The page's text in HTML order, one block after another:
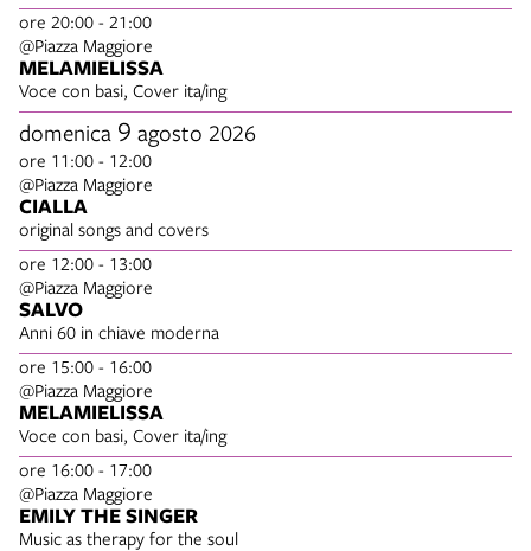
ore 20:00 - 21:00
@Piazza Maggiore
MELAMIELISSA
Voce con basi, Cover ita/ing
domenica 9 agosto 2026
ore 11:00 - 12:00
@Piazza Maggiore
CIALLA
original songs and covers
ore 12:00 - 13:00
@Piazza Maggiore
SALVO
Anni 60 in chiave moderna
ore 15:00 - 16:00
@Piazza Maggiore
MELAMIELISSA
Voce con basi, Cover ita/ing
ore 16:00 - 17:00
@Piazza Maggiore
EMILY THE SINGER
Music as therapy for the soul